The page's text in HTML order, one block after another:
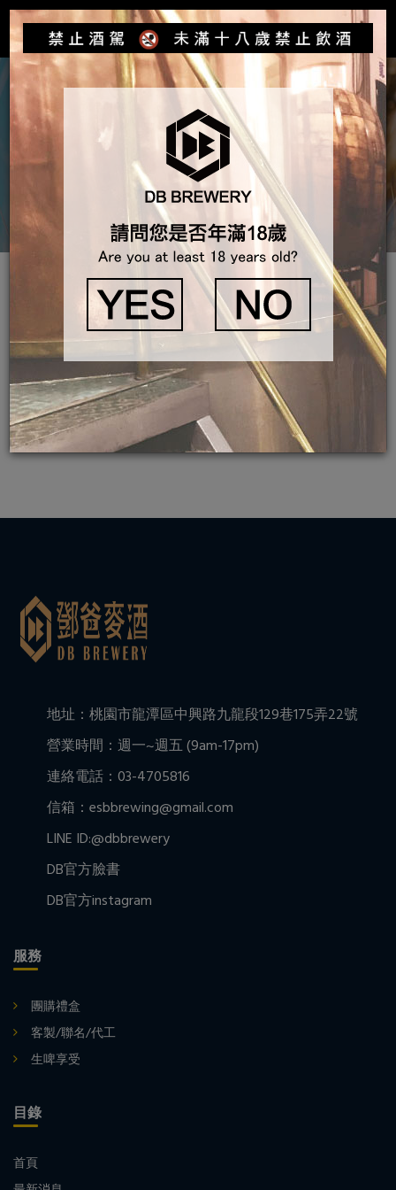
Toggle
產品介紹 DB Cider
DB Cider
本類別未加入商品
地址：桃園市龍潭區中興路九龍段129巷175弄22號
營業時間：週一~週五 (9am-17pm)
連絡電話：03-4705816
信箱：esbbrewing@gmail.com
LINE ID:@dbbrewery
DB官方臉書
DB官方instagram
服務
團購禮盒
客製/聯名/代工
生啤享受
目錄
首頁